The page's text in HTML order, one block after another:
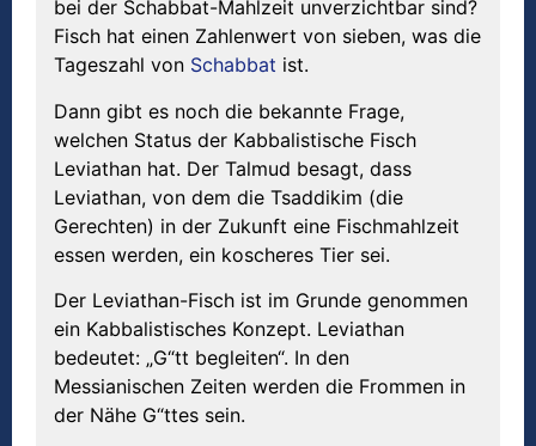
bei der Schabbat-Mahlzeit unverzichtbar sind?
Fisch hat einen Zahlenwert von sieben, was die
Tageszahl von Schabbat ist.
Dann gibt es noch die bekannte Frage,
welchen Status der Kabbalistische Fisch
Leviathan hat. Der Talmud besagt, dass
Leviathan, von dem die Tsaddikim (die
Gerechten) in der Zukunft eine Fischmahlzeit
essen werden, ein koscheres Tier sei.
Der Leviathan-Fisch ist im Grunde genommen
ein Kabbalistisches Konzept. Leviathan
bedeutet: „G“tt begleiten“. In den
Messianischen Zeiten werden die Frommen in
der Nähe G“ttes sein.